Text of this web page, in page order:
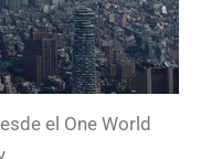
el One World